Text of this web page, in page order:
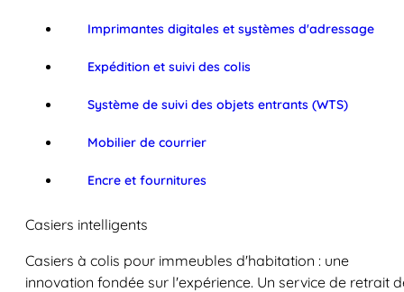
Imprimantes digitales et systèmes d'adressage
Expédition et suivi des colis
Système de suivi des objets entrants (WTS)
Mobilier de courrier
Encre et fournitures
Casiers intelligents
Casiers à colis pour immeubles d'habitation : une
innovation fondée sur l'expérience. Un service de retrait